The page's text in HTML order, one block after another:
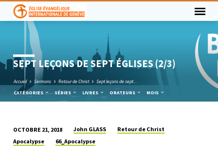
SEPT LEÇONS DE SEPT ÉGLISES (2/3)
Accueil Sermons Retour de Christ
Sept leçons de sept…
CATÉGORIES
SÉRIES LIVRES ORATEURS MOIS
SEPT
OCTOBRE 21, 2018 John GLASS
Retour de Christ
Apocalypse
66_Apocalypse